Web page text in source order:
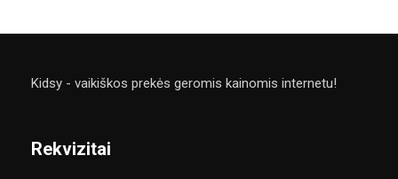
Kidsy - vaikiškos prekės geromis kainomis internetu!
Rekvizitai